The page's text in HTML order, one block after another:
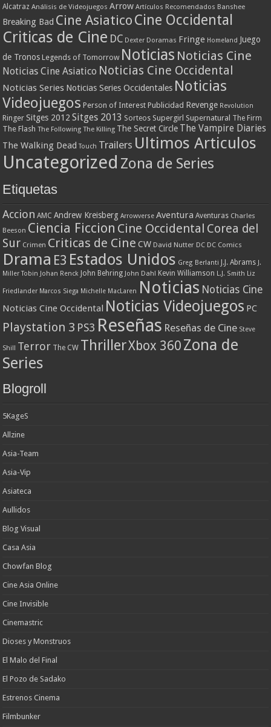
Alcatraz Análisis de Videojuegos Arrow Artículos Recomendados Banshee
Breaking Bad Cine AsiaticoCine Occidental
Criticas de Cine DC Dexter Doramas Fringe Homeland Juego
de Tronos Legends of Tomorrow Noticias Noticias Cine
Noticias Cine Asiatico Noticias Cine Occidental
Noticias Series Noticias Series Occidentales Noticias
Videojuegos Person of Interest Publicidad Revenge Revolution
Ringer Sitges 2012 Sitges 2013 Sorteos Supergirl Supernatural The Firm
The Flash The Following The Killing The Secret Circle The Vampire Diaries
The Walking Dead Touch Trailers Ultimos Articulos
Uncategorized Zona de Series
Etiquetas
Accion AMC Andrew Kreisberg Arrowverse Aventura Aventuras Charles
Beeson Ciencia Ficcion Cine Occidental Corea del
Sur Crimen Criticas de Cine CW David Nutter DC DC Comics
Drama E3 Estados Unidos Greg Berlanti J.J. Abrams J.
Miller Tobin
Johan Renck John Behring John Dahl Kevin Williamson L.J. Smith Liz
Friedlander Marcos Siega Michelle MacLaren Noticias Noticias Cine
Noticias Cine Occidental Noticias Videojuegos PC
Playstation 3 PS3 Reseñas Reseñas de Cine Steve
Shill Terror The CW ThrillerXbox 360 Zona de
Series
Blogroll
5KageS
Allzine
Asia-Team
Asia-Vip
Asiateca
Aullidos
Blog Visual
Casa Asia
Chowfan Blog
Cine Asia Online
Cine Invisible
Cinemastric
Dioses y Monstruos
El Malo del Final
El Pozo de Sadako
Estrenos Cinema
Filmbunker